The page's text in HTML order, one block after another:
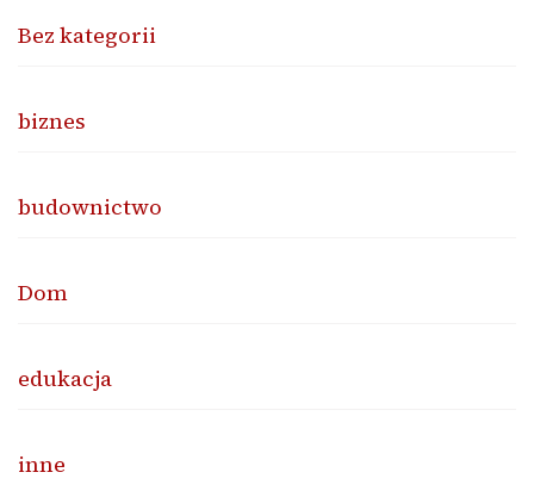
Bez kategorii
biznes
budownictwo
Dom
edukacja
inne